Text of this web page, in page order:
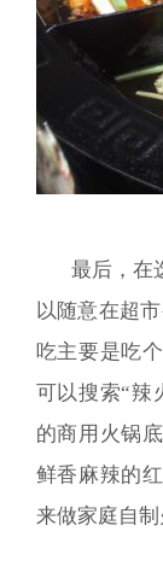
最后，在选
以随意在超
吃主要是吃
可以搜索“辣
的商用火锅
鲜香麻辣的
来做家庭自